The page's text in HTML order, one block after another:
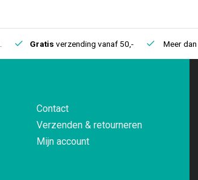
Gratis verzending vanaf 50,- Meer dan
Contact
Verzenden & retourneren
Mijn account